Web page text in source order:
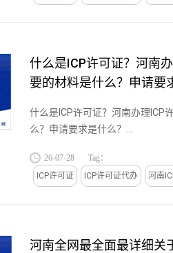
什么是ICP许可证？河南
要的材料是什么？申请要
什么是ICP许可证？河南办理ICP
么？申请要求是什么？...
26-07-28
Tag：
ICP许可证
ICP许可证代办 河南
河南全网最全面最详细关